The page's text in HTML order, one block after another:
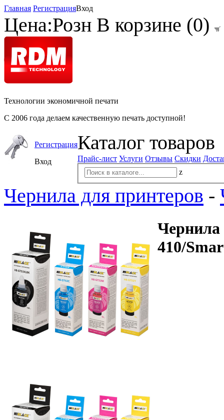
Главная РегистрацияВход
Цена:Розн В корзине (0)
Технологии экономичной печати
С 2006 года делаем качественную печать доступной!
Регистрация
Вход
Каталог товаров
Прайс-лист Услуги Отзывы Скидки
z
Чернила для принтеров -
410/